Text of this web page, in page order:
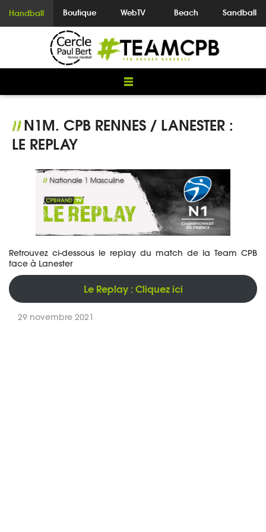
Handball Boutique WebTV Beach Sandball
//N1M. CPB RENNES / LANESTER :
LE REPLAY
Retrouvez ci-dessous le replay du match de la Team CPB
face à Lanester
Le Replay : Cliquez ici
29 novembre 2021